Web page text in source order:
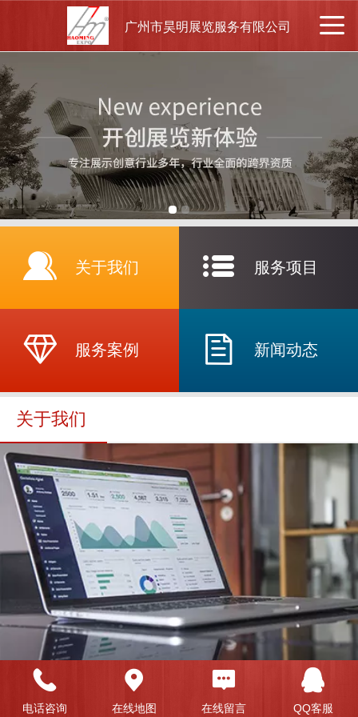
广州市昊明展览服务有限公司
关于我们 服务项目
服务案例 新闻动态
关于我们
策划：倾听客户的传播需求与目的，并将规划成最适
电话咨询 在线地图 在线留言 QQ客服